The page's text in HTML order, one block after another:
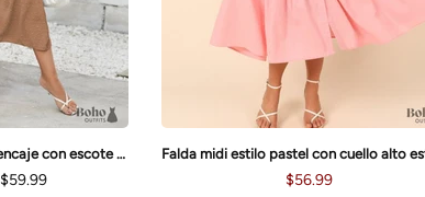
Vestido midi bohemio de encaje con escote en V y mangas voladoras Mia
$59.99 $56.99